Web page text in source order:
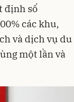
định số
các khu,
và dịch vụ du
một lần và